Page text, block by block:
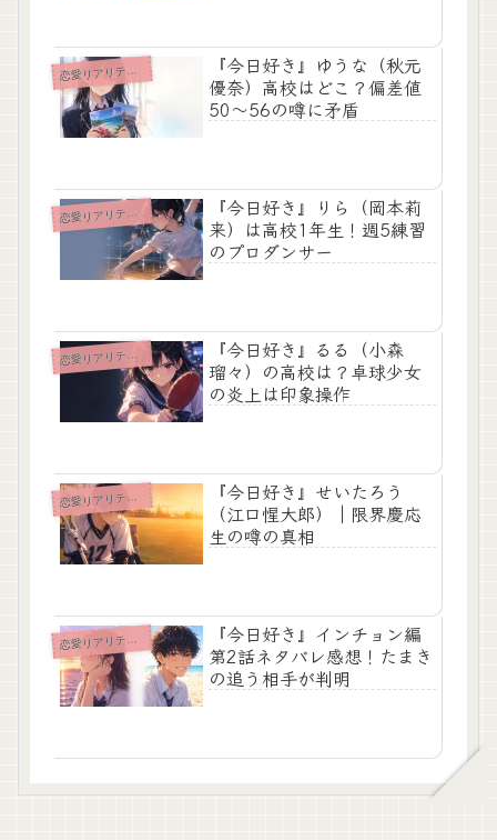
恋愛リアリティショー
『今日好き』ゆうな（秋元
優奈）高校はどこ？偏差値
50～56の噂に矛盾
恋 愛リアリティショー
『今日好き』りら（岡本莉
来）は高校1年生！週5練習
のプロダンサー
恋愛リアリティショー
『今日好き』るる（小森
瑠々）の高校は？卓球少女
の炎上は印象操作
恋愛リアリティショー
『今日好き』せいたろう
（江口惺大郎）｜限界慶応
生の噂の真相
恋愛リアリティショー
『今日好き』インチョン編
第2話ネタバレ感想！たまき
の追う相手が判明